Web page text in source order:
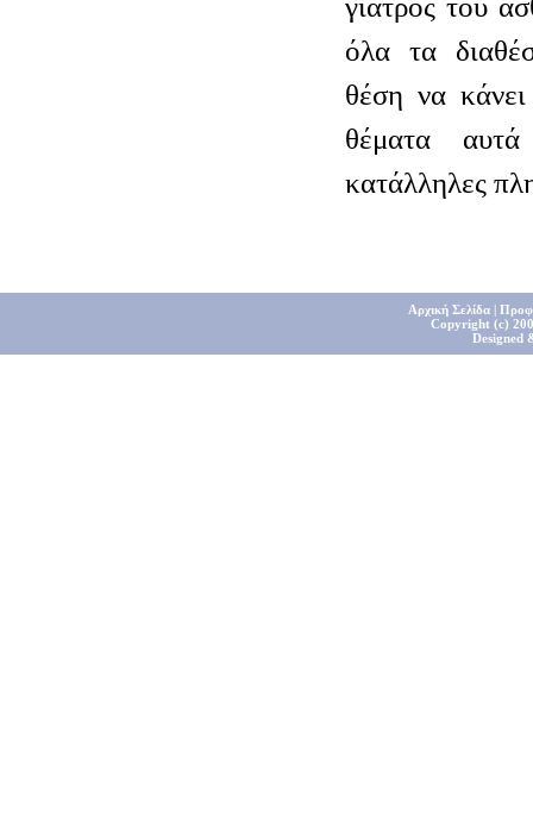
όλα τα
θέση να
θέματα
κατάλληλες
Αρχική Σελίδα|
Copyright (c)
Designed